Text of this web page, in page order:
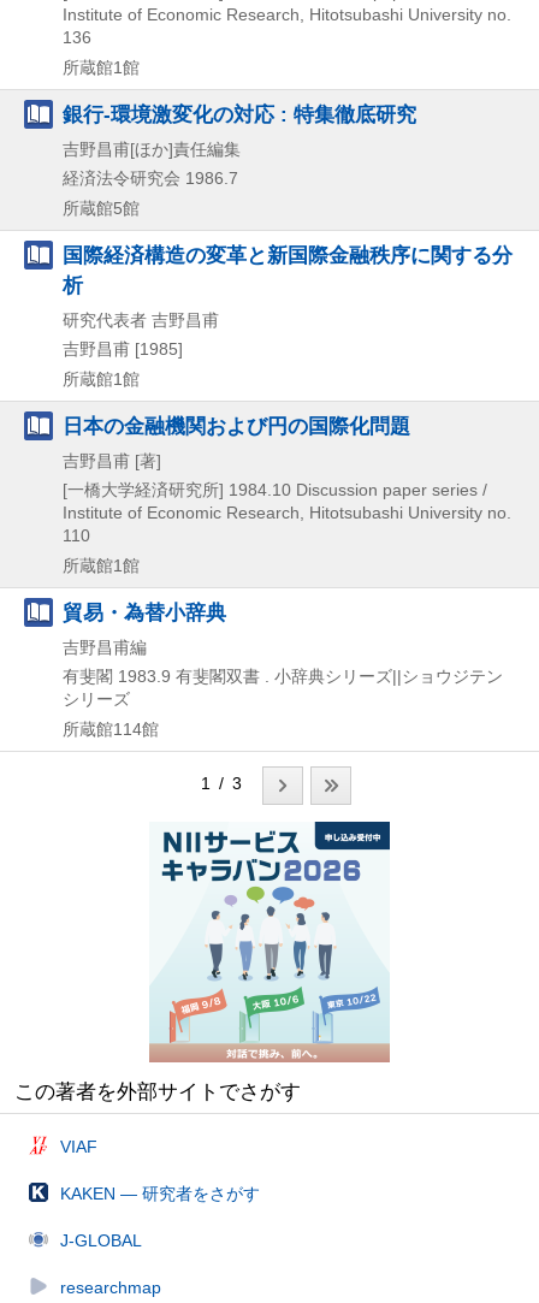
Institute of Economic Research,
Hitotsubashi University no.
136
所蔵館1館
銀行-環境激変化の対応 : 特集徹底研究
吉野昌甫[ほか]責任編集
経済法令研究会 1986.7
所蔵館5館
国際経済構造の変革と新国際金融秩序に関する分
析
研究代表者 吉野昌甫
吉野昌甫 [1985]
所蔵館1館
日本の金融機関および円の国際化問題
吉野昌甫 [著]
[一橋大学経済研究所] 1984.10 Discussion paper series /
Institute of Economic Research,
Hitotsubashi University no.
110
所蔵館1館
貿易・為替小辞典
吉野昌甫編
有斐閣 1983.9 有斐閣双書 . 小辞典シリーズ||ショウジテン
シリーズ
所蔵館114館
1 / 3
この著者を外部サイトでさがす
VIAF
KAKEN — 研究者をさがす
J-GLOBAL
researchmap